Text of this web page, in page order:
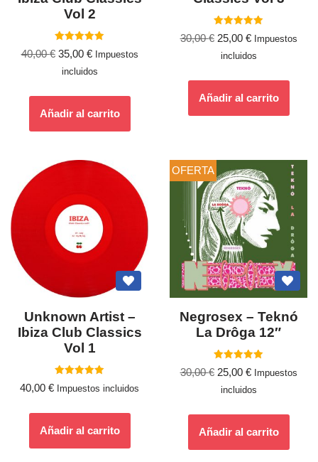
Vol 2
Valorado
con
5.00
de 5
40,00€ 35,00 €
Impuestos
incluidos
Añadir al carrito
Valorado
con
5.00
de 5
30,00€ 25,00 €
Impuestos
incluidos
Añadir al carrito
Unknown Artist ‎–
Ibiza Club Classics
Vol 1
con
40,00 € Impuestos incluidos
Añadir al carrito
OFERTA
Negrosex – Teknó
La Drôga 12″
Valorado
con
5.00
de 5
30,00€ 25,00 €
Impuestos
incluidos
Añadir al carrito